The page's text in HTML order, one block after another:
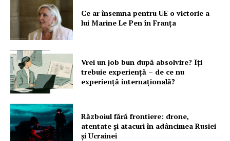
Ce ar însemna pentru UE o victorie a
lui Marine Le Pen în Franța
Vrei un job bun după absolvire? Îți
trebuie experiență – de ce nu
experiență internațională?
Războiul fără frontiere: drone,
atentate și atacuri în adâncimea Rusiei
și Ucrainei